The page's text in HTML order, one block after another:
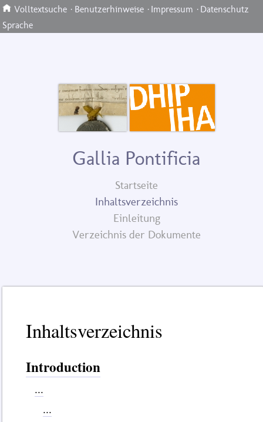
Volltextsuche · Benutzerhinweise· Impressum · Datenschutz
Sprache
Gallia Pontificia
Startseite
Inhaltsverzeichnis
Einleitung
Verzeichnis der Dokumente
Inhaltsverzeichnis
Introduction
...
...